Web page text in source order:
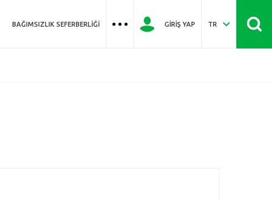
BAĞIMSIZLIK SEFERBERLIĞI GIRIŞ YAP TR